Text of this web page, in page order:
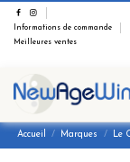
Informations de commande
Meilleures ventes
Accueil Marques Le